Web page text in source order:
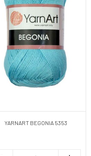
YARNART BEGONIA 5353